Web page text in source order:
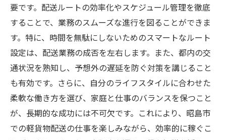
要です。配送ルートの効率化やスケジュール管理を徹底
することで、業務のスムーズな進行を図ることができま
す。特に、時間を無駄にしないためのスマートなルート
設定は、配送業務の成否を左右します。また、都内の交
通状況を熟知し、予想外の遅延を防ぐ対策を講じること
も有効です。さらに、自分のライフスタイルに合わせた
柔軟な働き方を選び、家庭と仕事のバランスを保つこと
が、長期的な成功には不可欠です。これにより、昭島市
での軽貨物配送の仕事を楽しみながら、効率的に稼ぐこ